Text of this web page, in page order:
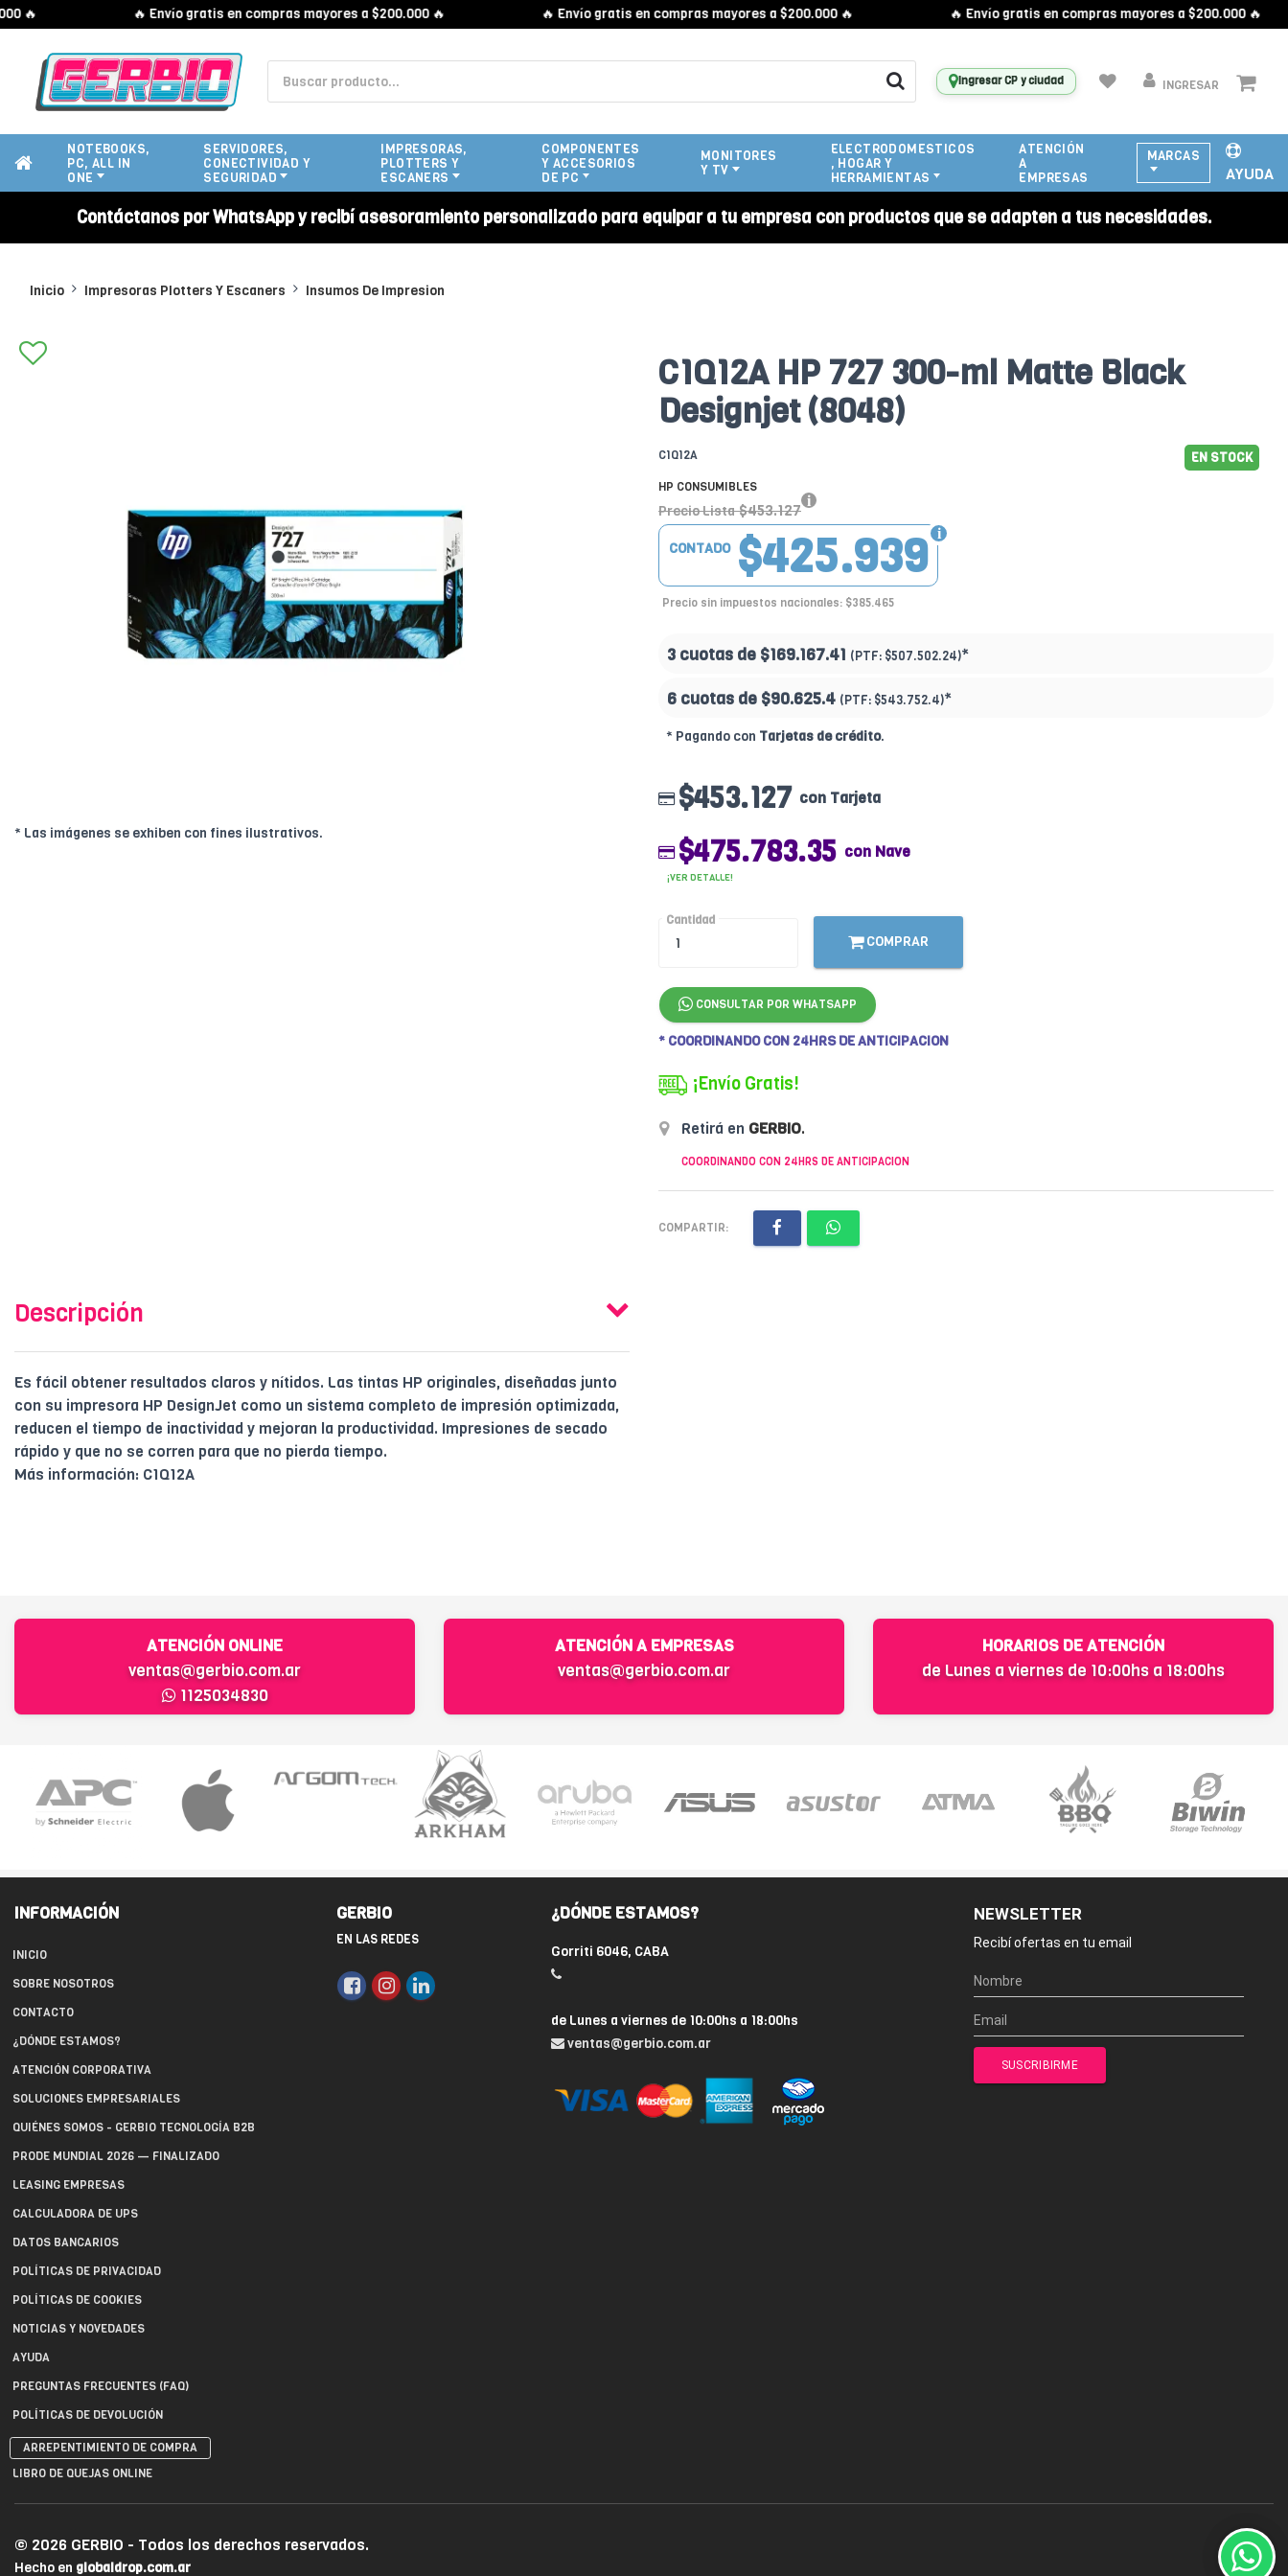
🔥 Envío gratis en compras mayores a $200.000 🔥 🔥 Envío gratis en compras mayores a $200.000 🔥 🔥 Envío gratis en compras mayores a $200.000 🔥
Ingresar CP y ciudad INGRESAR
NOTEBOOKS,
PC, ALL IN
ONE
SERVIDORES,
CONECTIVIDAD Y
SEGURIDAD
IMPRESORAS,
PLOTTERS Y
ESCANERS
COMPONENTES
Y ACCESORIOS
DE PC
MONITORES
Y TV
ELECTRODOMESTICOS
, HOGAR Y
HERRAMIENTAS
ATENCIÓN
A
EMPRESAS
MARCAS
AYUDA
Contáctanos por WhatsApp y recibí asesoramiento personalizado para equipar a tu empresa con productos que se adapten a tus necesidades.
Inicio Impresoras Plotters Y Escaners Insumos De Impresion
* Las imágenes se exhiben con fines ilustrativos.
C1Q12A HP 727 300-ml Matte Black
Designjet (8048)
C1Q12A EN STOCK
HP CONSUMIBLES
Precio Lista $453.127
$425.939
CONTADO
Precio sin impuestos nacionales: $385.465
3 cuotas de $169.167.41 (PTF: $507.502.24)*
6 cuotas de $90.625.4 (PTF: $543.752.4)*
* Pagando con Tarjetas de crédito.
$453.127 con Tarjeta
$475.783.35 con Nave
¡VER DETALLE!
Cantidad
COMPRAR
CONSULTAR POR WHATSAPP
* COORDINANDO CON 24HRS DE ANTICIPACION
¡Envío Gratis!
Retirá en GERBIO.
COORDINANDO CON 24HRS DE ANTICIPACION
COMPARTIR:
Descripción
Es fácil obtener resultados claros y nítidos. Las tintas HP originales, diseñadas junto
con su impresora HP DesignJet como un sistema completo de impresión optimizada,
reducen el tiempo de inactividad y mejoran la productividad. Impresiones de secado
rápido y que no se corren para que no pierda tiempo.
Más información: C1Q12A
ATENCIÓN ONLINE
ventas@gerbio.com.ar
1125034830
ATENCIÓN A EMPRESAS
ventas@gerbio.com.ar
HORARIOS DE ATENCIÓN
de Lunes a viernes de 10:00hs a 18:00hs
INFORMACIÓN
INICIO
SOBRE NOSOTROS
CONTACTO
¿DÓNDE ESTAMOS?
ATENCIÓN CORPORATIVA
SOLUCIONES EMPRESARIALES
QUIÉNES SOMOS - GERBIO TECNOLOGÍA B2B
PRODE MUNDIAL 2026 — FINALIZADO
LEASING EMPRESAS
CALCULADORA DE UPS
DATOS BANCARIOS
POLÍTICAS DE PRIVACIDAD
POLÍTICAS DE COOKIES
NOTICIAS Y NOVEDADES
AYUDA
PREGUNTAS FRECUENTES (FAQ)
POLÍTICAS DE DEVOLUCIÓN
ARREPENTIMIENTO DE COMPRA
LIBRO DE QUEJAS ONLINE
GERBIO
EN LAS REDES
¿DÓNDE ESTAMOS?
Gorriti 6046, CABA
de Lunes a viernes de 10:00hs a 18:00hs
ventas@gerbio.com.ar
NEWSLETTER
Recibí ofertas en tu email
© 2026 GERBIO - Todos los derechos reservados.
Hecho en globaldrop.com.ar